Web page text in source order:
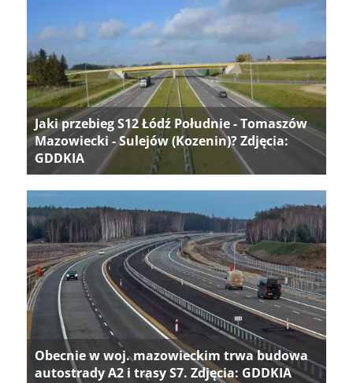
Jaki przebieg S12 Łódź Południe - Tomaszów
Mazowiecki - Sulejów (Kozenin)? Zdjęcia:
GDDKIA
Obecnie w woj. mazowieckim trwa budowa
autostrady A2 i trasy S7. Zdjęcia: GDDKIA